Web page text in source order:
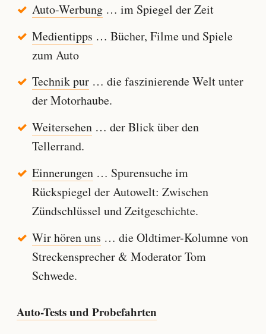
Auto-Werbung… im Spiegel der Zeit
Medientipps … Bücher, Filme und Spiele
zum Auto
Technik pur… die faszinierende Welt unter
der Motorhaube.
Weitersehen… der Blick über den
Tellerrand.
Einnerungen… Spurensuche im
Rückspiegel der Autowelt: Zwischen
Zündschlüssel und Zeitgeschichte.
Wir hören uns … die Oldtimer-Kolumne von
Streckensprecher & Moderator Tom
Schwede.
Auto-Tests und Probefahrten